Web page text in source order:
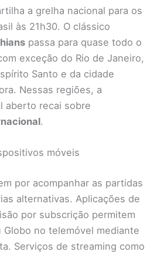
a grelha nacional para os
às 21h30. O clássico
passa para quase todo o
exceção do Rio de Janeiro,
Santo e da cidade
Nessas regiões, a
aberto recai sobre
.
móveis
por acompanhar as partidas
alternativas. Aplicações de
por subscrição permitem
Globo no telemóvel mediante
Serviços de streaming como